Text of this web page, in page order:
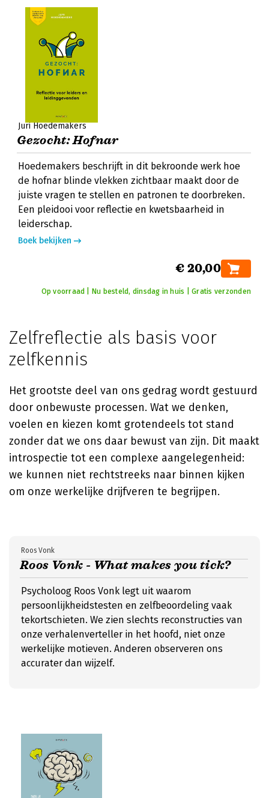
Juri Hoedemakers
Gezocht: Hofnar
Hoedemakers beschrijft in dit bekroonde werk hoe
de hofnar blinde vlekken zichtbaar maakt door de
juiste vragen te stellen en patronen te doorbreken.
Een pleidooi voor reflectie en kwetsbaarheid in
leiderschap.
Boek bekijken
€ 20,00
Op voorraad | Nu besteld, dinsdag in huis | Gratis verzonden
Zelfreflectie als basis voor
zelfkennis
Het grootste deel van ons gedrag wordt gestuurd
door onbewuste processen. Wat we denken,
voelen en kiezen komt grotendeels tot stand
zonder dat we ons daar bewust van zijn. Dit maakt
introspectie tot een complexe aangelegenheid:
we kunnen niet rechtstreeks naar binnen kijken
om onze werkelijke drijfveren te begrijpen.
Roos Vonk - What makes you tick?
Roos Vonk
Psycholoog Roos Vonk legt uit waarom
persoonlijkheidstesten en zelfbeoordeling vaak
tekortschieten. We zien slechts reconstructies van
onze verhalenverteller in het hoofd, niet onze
werkelijke motieven. Anderen observeren ons
accurater dan wijzelf.